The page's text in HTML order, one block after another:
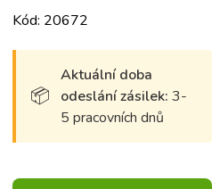
Kód: 20672
Aktuální doba
odeslání zásilek: 3-
5 pracovních dnů